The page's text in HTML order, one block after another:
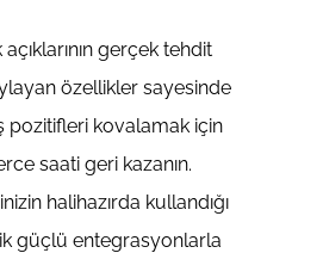
gerçek tehdit
özellikler sayesinde
pozitifleri kovalamak için
saati geri kazanın.
halihazırda kullandığı
güçlü entegrasyonlarla